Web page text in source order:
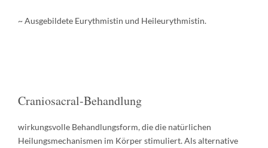
~ Ausgebildete Eurythmistin und Heileurythmistin.
Craniosacral-Behandlung
wirkungsvolle Behandlungsform, die die natürlichen
Heilungsmechanismen im Körper stimuliert. Als alternative